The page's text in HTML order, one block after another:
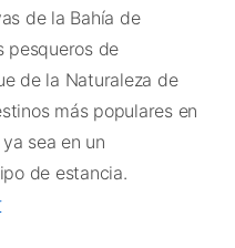
de la Bahía de
pesqueros de
de la Naturaleza de
más populares en
sea en un
de estancia.